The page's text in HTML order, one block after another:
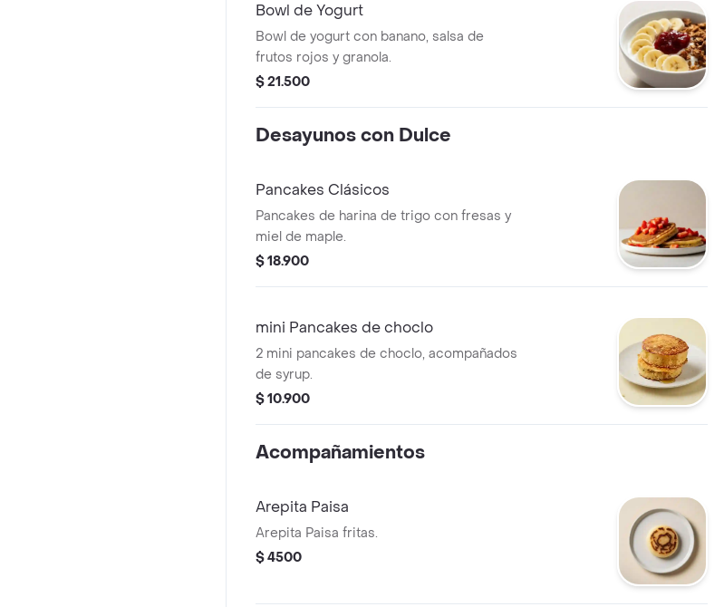
Bowl de Yogurt
Bowl de yogurt con banano, salsa de
frutos rojos y granola.
$ 21.500
Desayunos con Dulce
Pancakes Clásicos
Pancakes de harina de trigo con fresas y
miel de maple.
$ 18.900
mini Pancakes de choclo
2 mini pancakes de choclo, acompañados
de syrup.
$ 10.900
Acompañamientos
Arepita Paisa
Arepita Paisa fritas.
$ 4500